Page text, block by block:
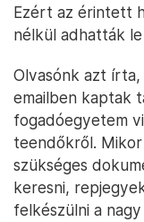
Ezért az érintett
nélkül adhatták
Olvasónk azt
emailben kaptak
fogadóegyetem
teendőkről.
szükséges
keresni,
felkészülni a